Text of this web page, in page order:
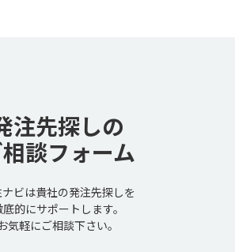
注先探しの
談フォーム
ナビは貴社の発注先探しを
的にサポートします。
気軽にご相談下さい。